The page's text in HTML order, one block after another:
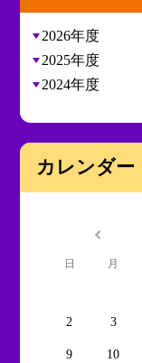
2026年度
2025年度
2024年度
カレンダー
日 月
2 3
9 10